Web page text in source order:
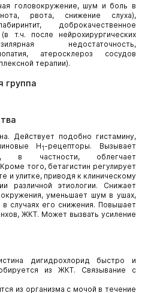
головокружение, шум и боль в
рвота, снижение слуха),
доброкачественное
т.ч. после нейрохирургических
недостаточность,
атеросклероз сосудов
терапии).
группа
Действует подобно гистамину,
H1-рецепторы. Вызывает
в частности, облегчает
того, бетагистин регулирует
и улитке, приводя к клиническому
различной этиологии. Снижает
уменьшает шум в ушах,
случаях его снижения. Повышает
ЖКТ. Может вызвать усиление
дигидрохлорид быстро и
из ЖКТ. Связывание с
из организма с мочой в течение